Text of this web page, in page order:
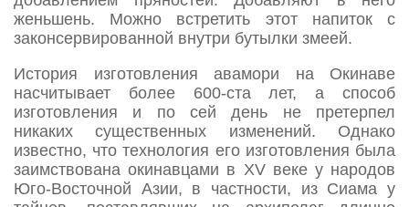
женьшень. Можно встретить этот напиток с
законсервированной внутри бутылки змеей.
История изготовления авамори на Окинаве
насчитывает более 600-ста лет, а способ
изготовления и по сей день не претерпел
никаких существенных изменений. Однако
известно, что технология его изготовления была
заимствована окинавцами в XV веке у народов
Юго-Восточной Азии, в частности, из Сиама у